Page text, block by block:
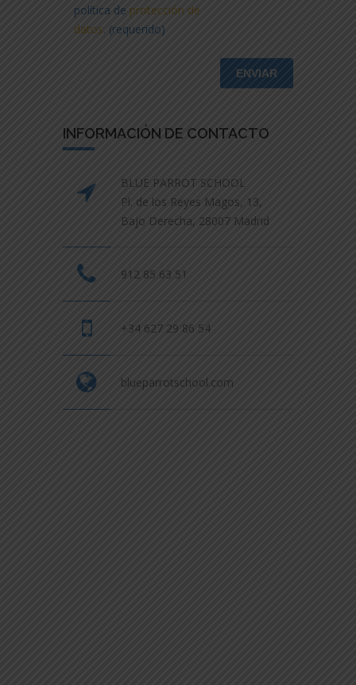
política de protección de
datos. (requerido)
INFORMACIÓN DE CONTACTO
BLUE PARROT SCHOOL
Pl. de los Reyes Magos, 13,
Bajo Derecha, 28007 Madrid
912 85 63 51
+34 627 29 86 54
blueparrotschool.com